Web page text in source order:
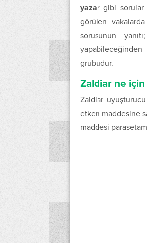
yazar gibi sorular
görülen
sorusunun
grubudur.
Zaldiar ne için
Zaldiar
etken maddesine
maddesi